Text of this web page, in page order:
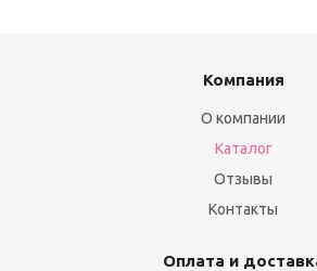
Компания
О компании
Каталог
Отзывы
Контакты
Оплата и